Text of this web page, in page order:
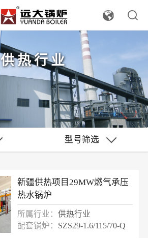
供热行业
型号筛选
新疆供热项目29MW燃气承压
热水锅炉
所属行业：供热行业
配套锅炉： SZS29-1.6/115/70-Q